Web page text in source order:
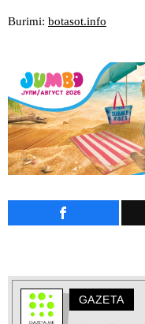
Burimi: botasot.info
GAZETA